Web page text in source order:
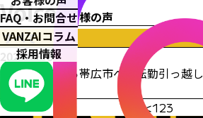
FAQ・お問合せ
VANZAIコラム
採用情報
Voiceお客様の声
2024/08/01
新ひだか町から帯広市への転勤引っ越し
単身
<123